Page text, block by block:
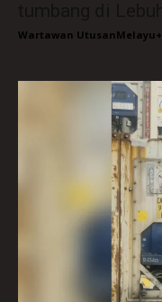
Wartawan UtusanMelayu+